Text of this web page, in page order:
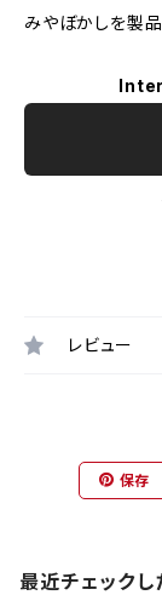
みやぼかしを製品
レビュー
保存
最近チェックし